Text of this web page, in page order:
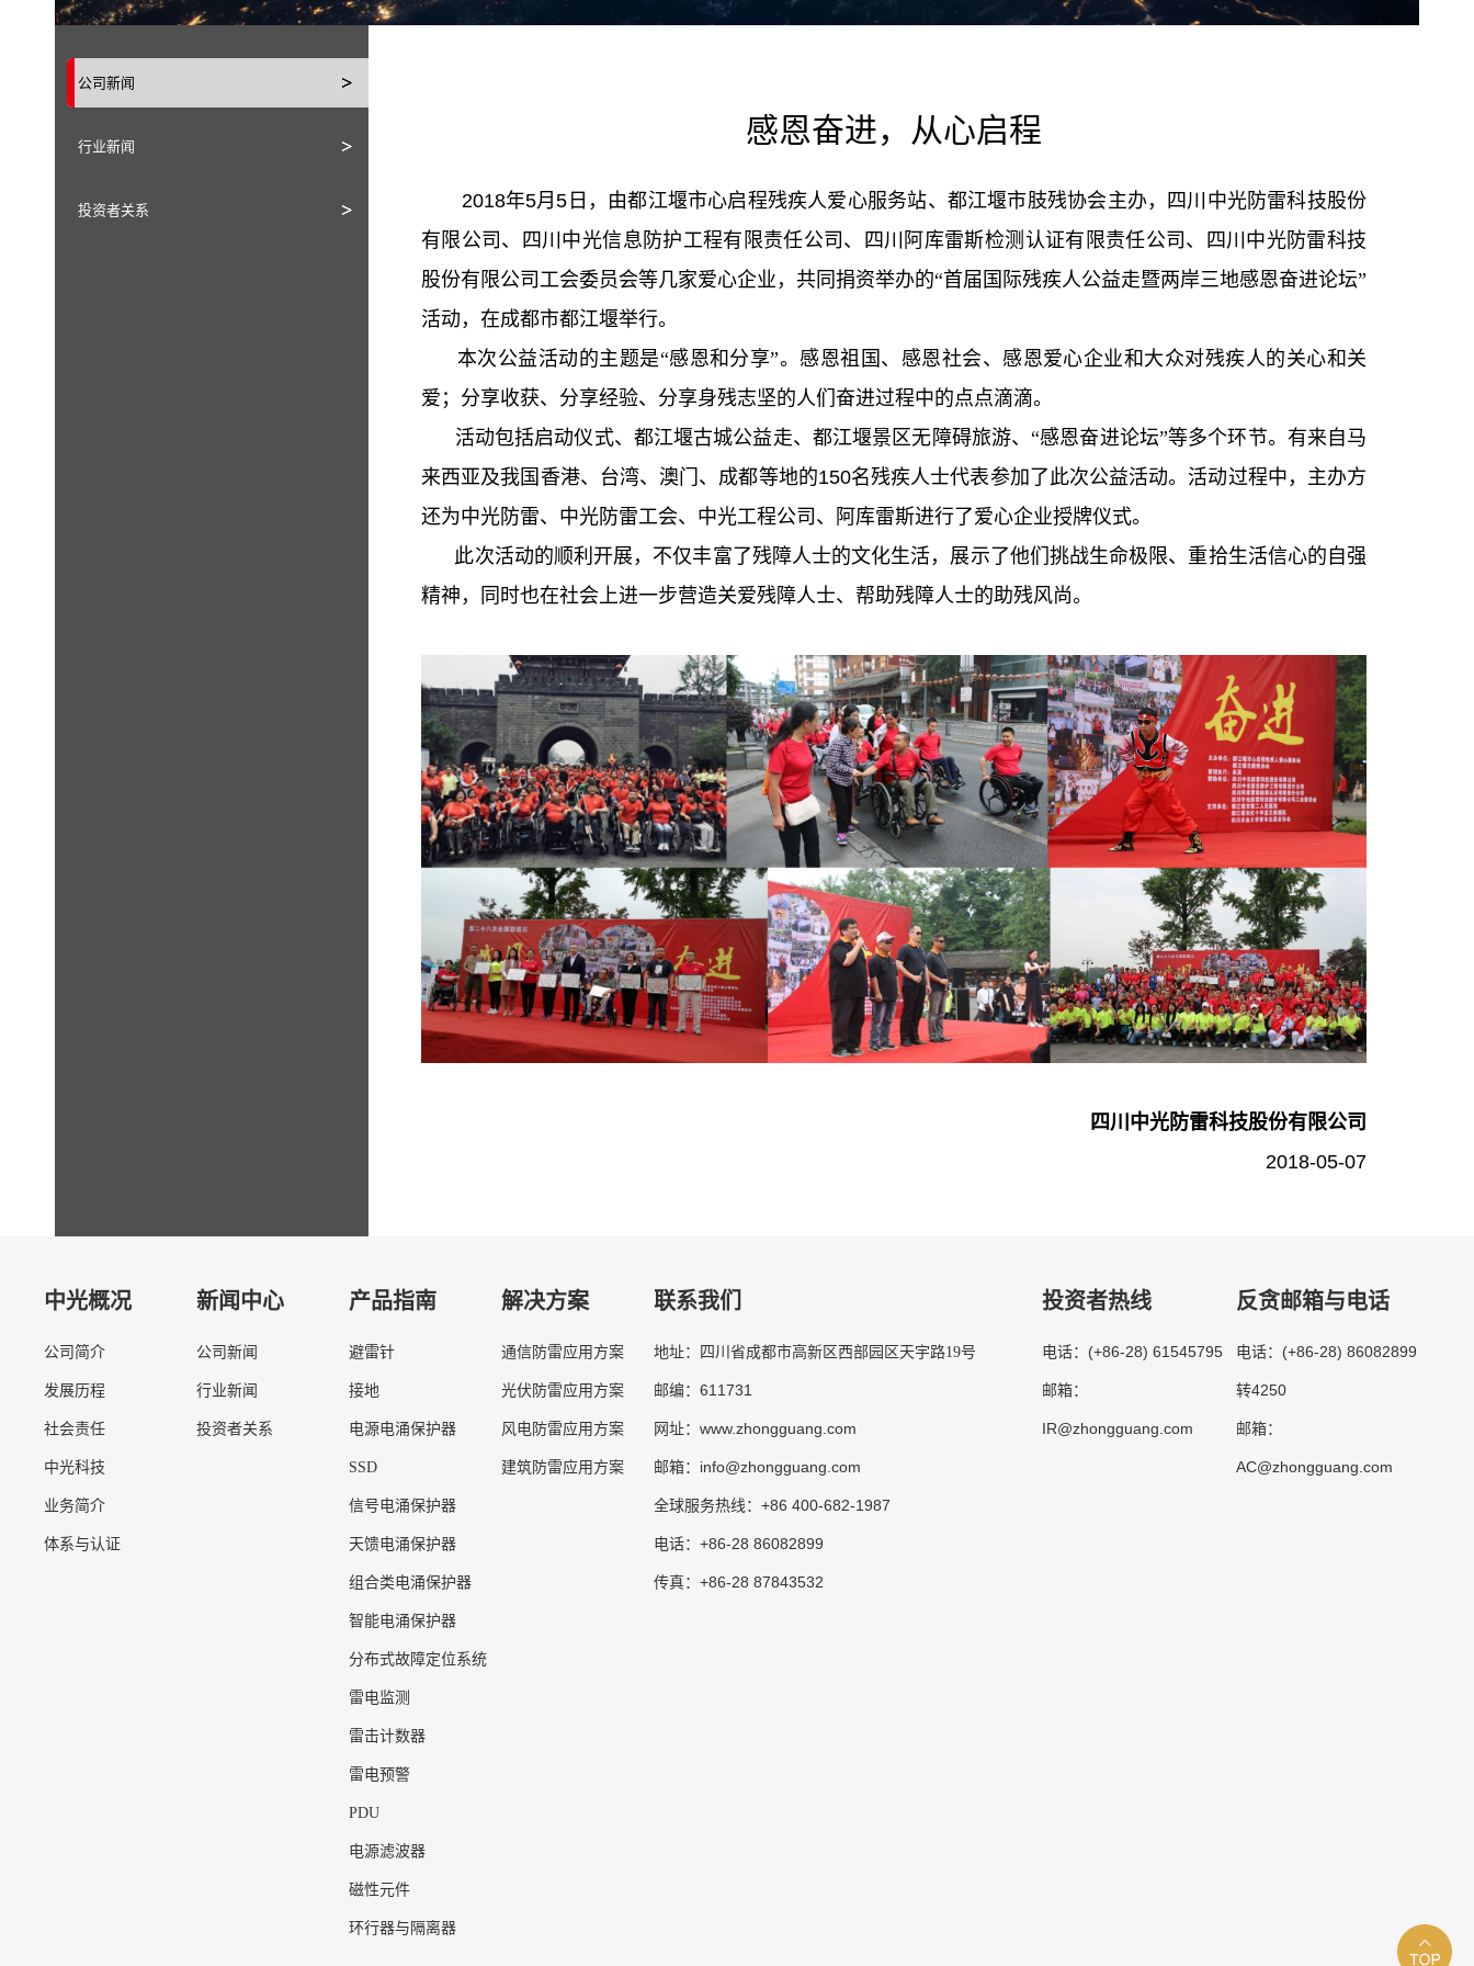
公司新闻
行业新闻
投资者关系
感恩奋进，从心启程
2018年5月5 日，由都江堰市心启程残疾人爱心服务站、都江堰市肢残协会主办，四川中光防雷科技股份
有限公司、四川中光信息防护工程有限责任公司、四川阿库雷斯检测认证有限责任公司、四川中光防雷科技
股份有限公司工会委员会等几家爱心企业，共同捐资举办的“首届国际残疾人公益走暨两岸三地感恩奋进论坛”
活动，在成都市都江堰举行。
本次公益活动的主题是“感恩和分享”。感恩祖国、感恩社会、感恩爱心企业和大众对残疾人的关心和关
爱；分享收获、分享经验、分享身残志坚的人们奋进过程中的点点滴滴。
活动包括启动仪式、都江堰古城公益走、都江堰景区无障碍旅游、“感恩奋进论坛”等多个环节。有来自马
来西亚及我国香港、台湾、澳门、成都等地的150名残疾人士代表参加了此次公益活动。活动过程中，主办方
还为中光防雷、中光防雷工会、中光工程公司、阿库雷斯进行了爱心企业授牌仪式。
此次活动的顺利开展，不仅丰富了残障人士的文化生活，展示了他们挑战生命极限、重拾生活信心的自强
精神，同时也在社会上进一步营造关爱残障人士、帮助残障人士的助残风尚。
四川中光防雷科技股份有限公司
2018-05-07
中光概况
公司简介
发展历程
社会责任
中光科技
业务简介
体系与认证
新闻中心
公司新闻
行业新闻
投资者关系
产品指南
避雷针
接地
电源电涌保护器
SSD
信号电涌保护器
天馈电涌保护器
组合类电涌保护器
智能电涌保护器
分布式故障定位系统
雷电监测
雷击计数器
雷电预警
PDU
电源滤波器
磁性元件
环行器与隔离器
解决方案
通信防雷应用方案
光伏防雷应用方案
风电防雷应用方案
建筑防雷应用方案
联系我们
地址：四川省成都市高新区西部园区天宇路19号
邮编：611731
网址：www.zhongguang.com
邮箱： info@zhongguang.com
全球服务热线：+86 400-682-1987
电话：+86-28 86082899
传真：+86-28 87843532
投资者热线
电话： (+86-28) 61545795
邮箱：
IR@zhongguang.com
反贪邮箱与电话
电话： (+86-28) 86082899
转4250
邮箱：
AC@zhongguang.com